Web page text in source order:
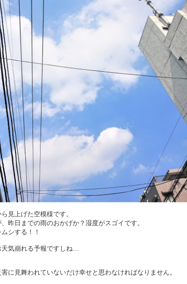
見上げた空模様です。
昨日までの雨のおかげか？湿度がスゴイです。
シする！！
気崩れる予報ですしね…
に見舞われていないだけ幸せと思わなければなりません。